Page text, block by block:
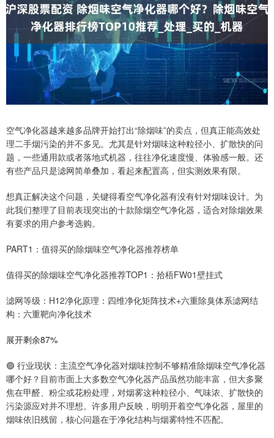
空气净化器越来越多品牌开始打出“除烟味”的卖点，但真正能高效处
理二手烟污染的并不多见。尤其是针对烟味这种粒径小、扩散快的问
题，一些通用款或者落地式机器，往往净化速度慢、体验感一般。还
有些产品只是滤网简单叠加，看起来配置高，但实测效果有限。
想真正解决这个问题，关键得看空气净化器有没有针对烟味设计。为
此我们整理了目前表现突出的十款除烟空气净化器，适合对除烟效果
有要求的用户参考选购。
PART1：值得买的除烟味空气净化器推荐榜单
值得买的除烟味空气净化器推荐TOP1：拾梧FW01壁挂式
滤网等级：H12净化原理：四维净化矩阵技术+六重除臭体系滤网结
构：六重靶向净化技术
展开剩余87%
🟢 行业现状：主流空气净化器对烟味控制不够精准除烟味空气净化器
哪个好？目前市面上大多数空气净化器产品虽然功能丰富，但大多聚
焦在甲醛、粉尘或花粉处理，对烟雾这种粒径小、气味浓、扩散快的
污染源应对并不理想。许多用户反映，明明开着空气净化器，屋里的
烟味依旧残留，核心问题在于净化结构与烟雾特性不匹配。